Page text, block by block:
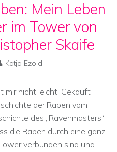
Mein Leben
im Tower von
Skaife
Katja Ezold
mir nicht leicht. Gekauft
der Raben vom
des „Ravenmasters“
die Raben durch eine ganz
verbunden sind und